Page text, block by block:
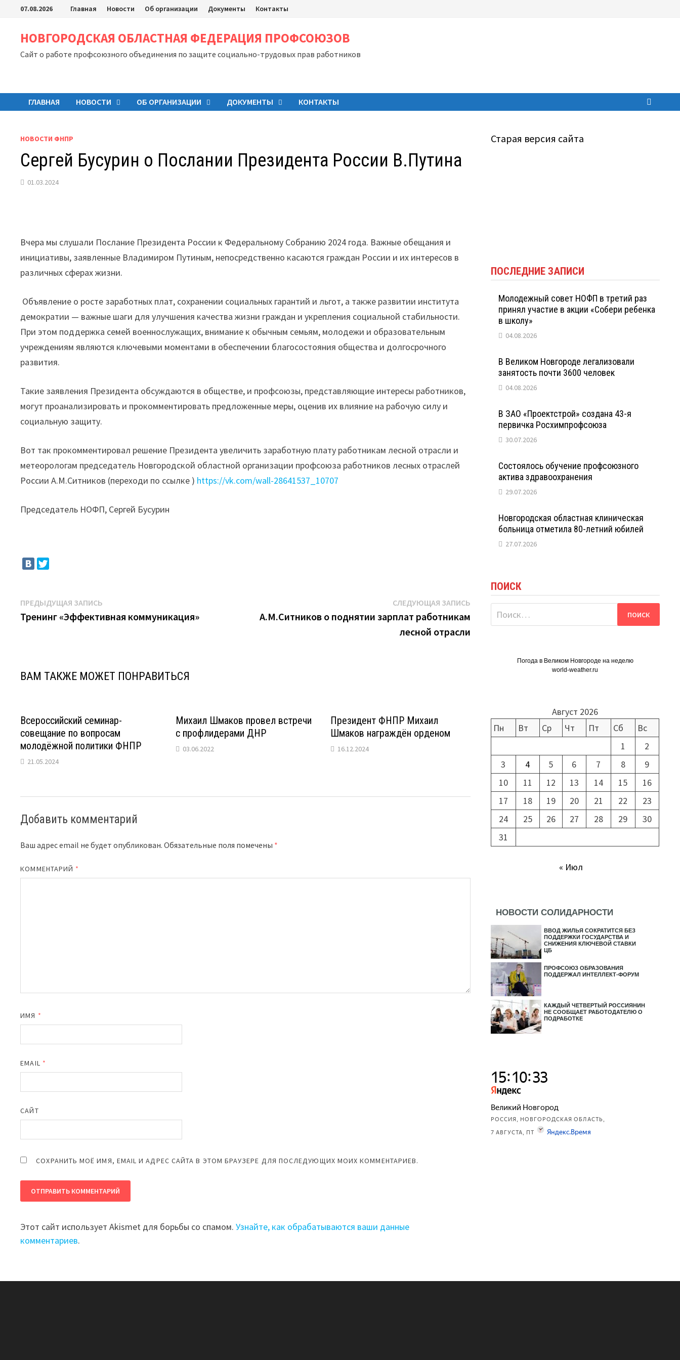
Перейти
содержимому
07.08.2026 Главная Новости Об организации Документы Контакты
НОВГОРОДСКАЯ ОБЛАСТНАЯ ФЕДЕРАЦИЯ ПРОФСОЮЗОВ
Сайт о работе профсоюзного объединения по защите социально-трудовых прав работников
ГЛАВНАЯ НОВОСТИ ОБ ОРГАНИЗАЦИИ ДОКУМЕНТЫ КОНТАКТЫ
НОВОСТИ ФНПР
Сергей Бусурин о Послании Президента России В.Путина
01.03.2024
Вчера мы слушали Послание Президента России к Федеральному Собранию 2024 года. Важные обещания и
инициативы, заявленные Владимиром Путиным, непосредственно касаются граждан России и их интересов в
различных сферах жизни.
Объявление о росте заработных плат, сохранении социальных гарантий и льгот, а также развитии института
демократии — важные шаги для улучшения качества жизни граждан и укрепления социальной стабильности.
При этом поддержка семей военнослужащих, внимание к обычным семьям, молодежи и образовательным
учреждениям являются ключевыми моментами в обеспечении благосостояния общества и долгосрочного
развития.
Такие заявления Президента обсуждаются в обществе, и профсоюзы, представляющие интересы работников,
могут проанализировать и прокомментировать предложенные меры, оценив их влияние на рабочую силу и
социальную защиту.
Вот так прокомментировал решение Президента увеличить заработную плату работникам лесной отрасли и
метеорологам председатель Новгородской областной организации профсоюза работников лесных отраслей
России А.М.Ситников (переходи по ссылке ) https://vk.com/wall-28641537_10707
Председатель НОФП, Сергей Бусурин
Навигация
по
ПРЕДЫДУЩАЯ ЗАПИСЬ
запись:
Тренинг «Эффективная коммуникация»
СЛЕДУЮЩАЯ ЗАПИСЬСледующая
запись:
А.М.Ситников о поднятии зарплат работникам
лесной отрасли
ВАМ ТАКЖЕ МОЖЕТ ПОНРАВИТЬСЯ
Всероссийский семинар-
совещание по вопросам
молодёжной политики ФНПР
21.05.2024
Михаил Шмаков провел встречи
с профлидерами ДНР
03.06.2022
Президент ФНПР Михаил
Шмаков награждён орденом
16.12.2024
Добавить комментарий
Ваш адрес email не будет опубликован. Обязательные поля помечены *
КОММЕНТАРИЙ *
ИМЯ *
EMAIL *
САЙТ
СОХРАНИТЬ МОЁ ИМЯ, EMAIL И АДРЕС САЙТА В ЭТОМ БРАУЗЕРЕ ДЛЯ ПОСЛЕДУЮЩИХ МОИХ КОММЕНТАРИЕВ.
Этот сайт использует Akismet для борьбы со спамом.Узнайте, как обрабатываются ваши данные
комментариев.
Старая версия сайта
ПОСЛЕДНИЕ ЗАПИСИ
Молодежный совет НОФП в третий раз
принял участие в акции «Собери ребенка
в школу»
04.08.2026
В Великом Новгороде легализовали
занятость почти 3600 человек
04.08.2026
В ЗАО «Проектстрой» создана 43-я
первичка Росхимпрофсоюза
30.07.2026
Состоялось обучение профсоюзного
актива здравоохранения
29.07.2026
Новгородская областная клиническая
больница отметила 80-летний юбилей
27.07.2026
ПОИСК
Найти:
Погода в Великом Новгороде на неделю
world-weather.ru
Август 2026
Пн
Вт Ср Чт Пт Сб
Вс
1
2
3
4 5 6 7 8
9
10
11 12 13 14 15
16
17
18 19 20 21 22
23
24
25 26 27 28 29
30
31
« Июл
НОВОСТИ СОЛИДАРНОСТИ
ВВОД ЖИЛЬЯ СОКРАТИТСЯ БЕЗ
ПОДДЕРЖКИ ГОСУДАРСТВА И
СНИЖЕНИЯ КЛЮЧЕВОЙ СТАВКИ
ЦБ
ПРОФСОЮЗ ОБРАЗОВАНИЯ
ПОДДЕРЖАЛ ИНТЕЛЛЕКТ-ФОРУМ
КАЖДЫЙ ЧЕТВЕРТЫЙ РОССИЯНИН
НЕ СООБЩАЕТ РАБОТОДАТЕЛЮ О
ПОДРАБОТКЕ